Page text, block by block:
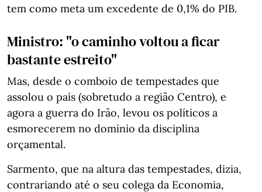
tem como meta um excedente de 0,1% do PIB.
Ministro: "o caminho voltou a ficar
bastante estreito"
Mas, desde o comboio de tempestades que
assolou o país (sobretudo a região Centro), e
agora a guerra do Irão, levou os políticos a
esmorecerem no domínio da disciplina
orçamental.
Sarmento, que na altura das tempestades, dizia,
contrariando até o seu colega da Economia,